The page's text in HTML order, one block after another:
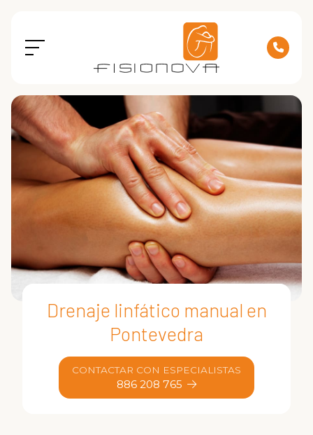
Drenaje linfático manual en
Pontevedra
CONTACTAR CON ESPECIALISTAS
886 208 765